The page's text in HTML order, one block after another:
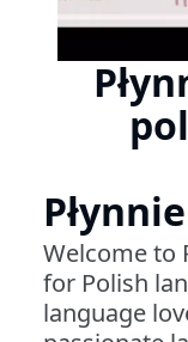
Welcome to
for Polish
language